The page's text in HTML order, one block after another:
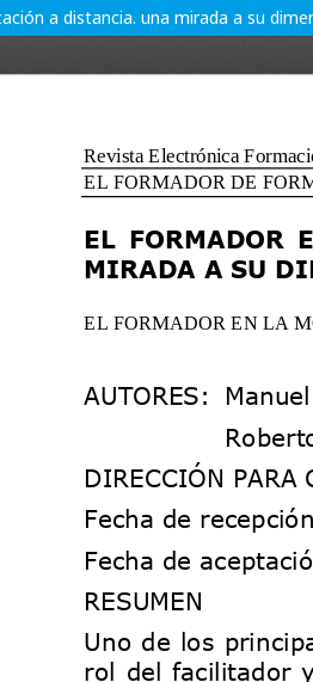
a distancia. una mirada a su